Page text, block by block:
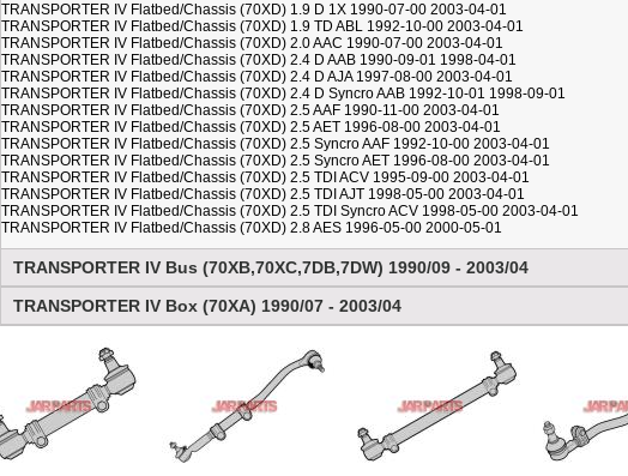
TRANSPORTER IV Flatbed/Chassis (70XD) 1.9 D 1X 1990-07-00 2003-04-01
TRANSPORTER IV Flatbed/Chassis (70XD) 1.9 TD ABL 1992-10-00 2003-04-01
TRANSPORTER IV Flatbed/Chassis (70XD) 2.0 AAC 1990-07-00 2003-04-01
TRANSPORTER IV Flatbed/Chassis (70XD) 2.4 D AAB 1990-09-01 1998-04-01
TRANSPORTER IV Flatbed/Chassis (70XD) 2.4 D AJA 1997-08-00 2003-04-01
TRANSPORTER IV Flatbed/Chassis (70XD) 2.4 D Syncro AAB 1992-10-01 1998-09-01
TRANSPORTER IV Flatbed/Chassis (70XD) 2.5 AAF 1990-11-00 2003-04-01
TRANSPORTER IV Flatbed/Chassis (70XD) 2.5 AET 1996-08-00 2003-04-01
TRANSPORTER IV Flatbed/Chassis (70XD) 2.5 Syncro AAF 1992-10-00 2003-04-01
TRANSPORTER IV Flatbed/Chassis (70XD) 2.5 Syncro AET 1996-08-00 2003-04-01
TRANSPORTER IV Flatbed/Chassis (70XD) 2.5 TDI ACV 1995-09-00 2003-04-01
TRANSPORTER IV Flatbed/Chassis (70XD) 2.5 TDI AJT 1998-05-00 2003-04-01
TRANSPORTER IV Flatbed/Chassis (70XD) 2.5 TDI Syncro ACV 1998-05-00 2003-04-01
TRANSPORTER IV Flatbed/Chassis (70XD) 2.8 AES 1996-05-00 2000-05-01
TRANSPORTER IV Bus (70XB,70XC,7DB,7DW) 1990/09 - 2003/04
TRANSPORTER IV Box (70XA) 1990/07 - 2003/04